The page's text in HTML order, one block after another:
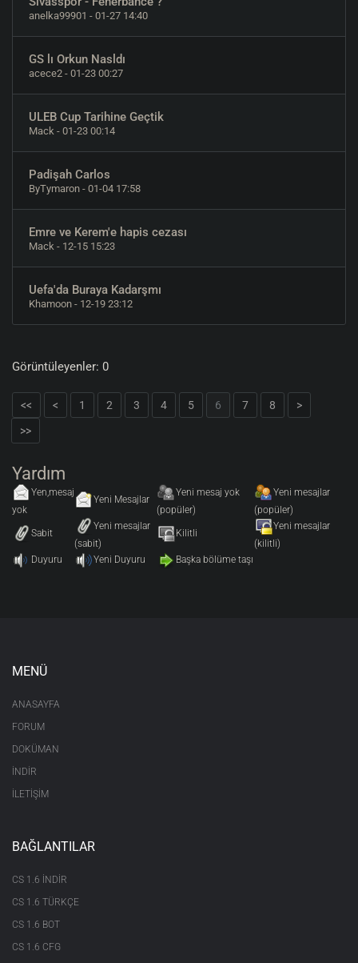
anelka99901 - 01-27 14:40
GS lı Orkun Nasldı
acece2 - 01-23 00:27
ULEB Cup Tarihine Geçtik
Mack - 01-23 00:14
Padişah Carlos
ByTymaron - 01-04 17:58
Emre ve Kerem'e hapis cezası
Mack - 12-15 15:23
Uefa'da Buraya Kadarşmı
Khamoon - 12-19 23:12
Görüntüleyenler: 0
<< < 1 2 3 4 5 6 7 8
>
>>
Yardım
Yen,mesaj
yok
Yeni Mesajlar
Yeni mesaj yok
(popüler)
Yeni mesajlar
(popüler)
Sabit
Yeni mesajlar
(sabit)
Kilitli
Yeni mesajlar
(kilitli)
Duyuru
Yeni Duyuru Başka bölüme taşı
MENÜ
ANASAYFA
FORUM
DOKÜMAN
İNDİR
İLETİŞİM
BAĞLANTILAR
CS 1.6 INDIR
CS 1.6 TÜRKÇE
CS 1.6 BOT
CS 1.6 CFG